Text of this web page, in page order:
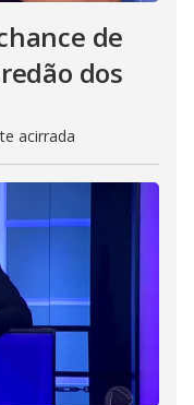
de
dos
acirrada